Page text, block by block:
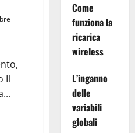
Il
Come
funziona la
ricarica
wireless
L’inganno
delle
variabili
globali